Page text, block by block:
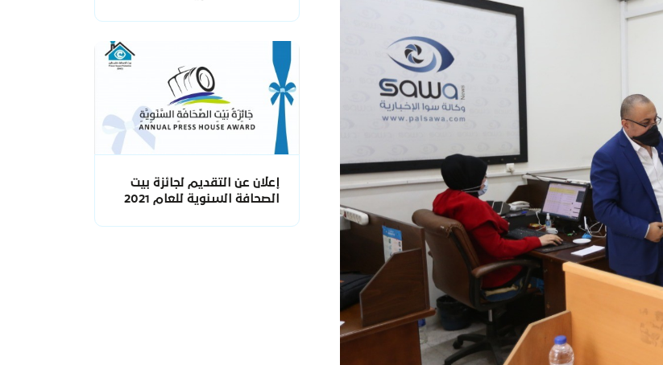
إعلان عن التقديم لجائزة بيت
الصحافة السنوية للعام 2021